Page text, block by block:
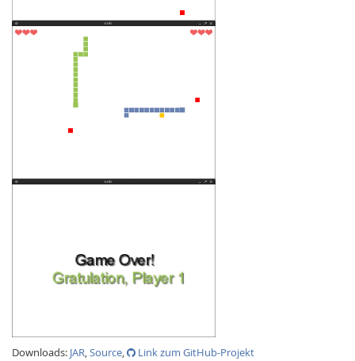
Downloads: JAR,Source, Link zum GitHub-Projekt